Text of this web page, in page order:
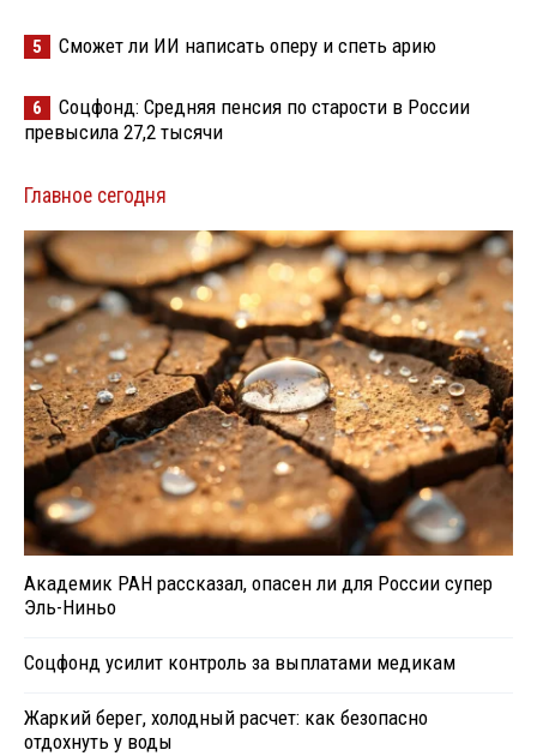
5 Сможет ли ИИ написать оперу и спеть арию
6
Соцфонд: Средняя пенсия по старости в России
превысила 27,2 тысячи
Главное сегодня
Академик РАН рассказал, опасен ли для России супер
Эль-Ниньо
Соцфонд усилит контроль за выплатами медикам
Жаркий берег, холодный расчет: как безопасно
отдохнуть у воды